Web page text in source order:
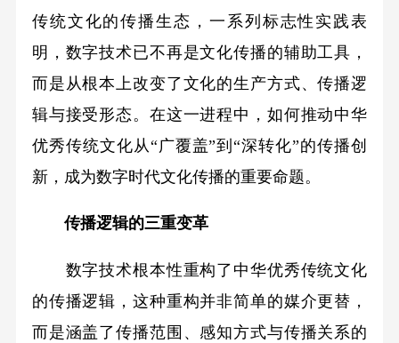
传统文化的传播生态，一系列标志性实践表
明，数字技术已不再是文化传播的辅助工具，
而是从根本上改变了文化的生产方式、传播逻
辑与接受形态。在这一进程中，如何推动中华
优秀传统文化从“广覆盖”到“深转化”的传播创
新，成为数字时代文化传播的重要命题。
传播逻辑的三重变革
数字技术根本性重构了中华优秀传统文化
的传播逻辑，这种重构并非简单的媒介更替，
而是涵盖了传播范围、感知方式与传播关系的